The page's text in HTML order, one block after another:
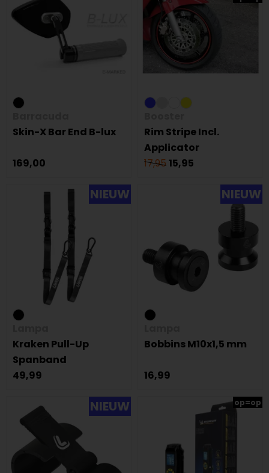
Skin-X Bar End B-lux
169,00
Rim Stripe Incl.
Applicator
17,9515,95
NIEUW
Kraken Pull-Up
Spanband
49,99
NIEUW
Bobbins M10x1,5 mm
16,99
NIEUW op=op